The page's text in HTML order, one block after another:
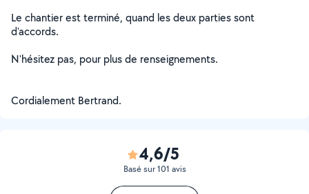
Le chantier est terminé, quand les deux parties sont
d'accords.
N'hésitez pas, pour plus de renseignements.
Cordialement Bertrand.
4,6/5
Basé sur 101 avis